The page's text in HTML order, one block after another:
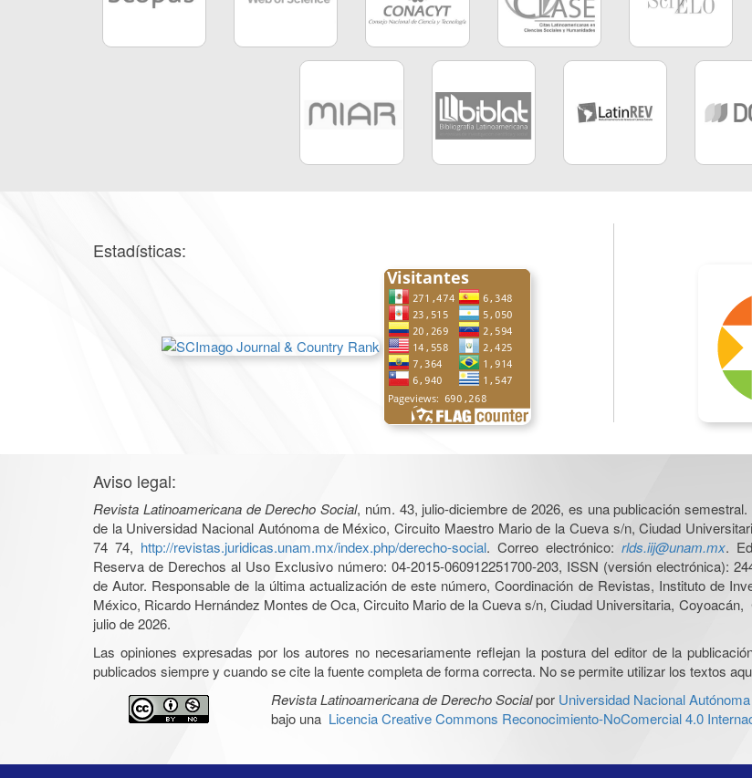
Estadísticas:
Aviso legal:
Revista Latinoamericana de Derecho Social, núm. 43, julio-diciembre de 2026, es una publicación
de la Universidad Nacional Autónoma de México, Circuito Maestro Mario de la Cueva s/n, Ciudad
74 74, http://revistas.juridicas.unam.mx/index.php/derecho-social. Correo electrónico: rlds.iij@unam.mx.
Reserva de Derechos al Uso Exclusivo número: 04-2015-060912251700-203, ISSN (versión electrónica):
de Autor. Responsable de la última actualización de este número, Coordinación de Revistas, Instituto de
México, Ricardo Hernández Montes de Oca, Circuito Mario de la Cueva s/n, Ciudad Universitaria,
julio de 2026.
Las opiniones expresadas por los autores no necesariamente reflejan la postura del editor de la
publicados siempre y cuando se cite la fuente completa de forma correcta. No se permite utilizar los textos
Revista Latinoamericana de Derecho Socialpor Universidad Nacional
bajo una Licencia Creative Commons Reconocimiento-NoComercial 4.0